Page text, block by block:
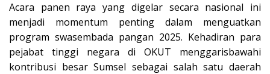
Acara panen raya yang digelar secara nasional ini
menjadi momentum penting dalam menguatkan
program swasembada pangan 2025. Kehadiran para
pejabat tinggi negara di OKUT menggarisbawahi
kontribusi besar Sumsel sebagai salah satu daerah